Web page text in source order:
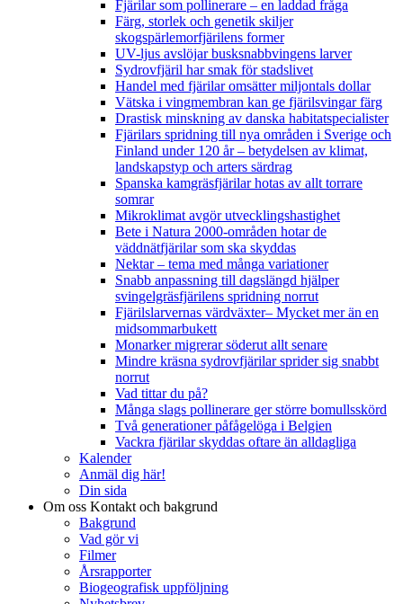
Fjärilar som pollinerare – en laddad fråga
Färg, storlek och genetik skiljer
skogspärlemorfjärilens former
UV-ljus avslöjar busksnabbvingens larver
Sydrovfjäril har smak för stadslivet
Handel med fjärilar omsätter miljontals dollar
Vätska i vingmembran kan ge fjärilsvingar färg
Drastisk minskning av danska habitatspecialister
Fjärilars spridning till nya områden i Sverige och
Finland under 120 år– betydelsen av klimat,
landskapstyp och arters särdrag
Spanska kamgräsfjärilar hotas av allt torrare
somrar
Mikroklimat avgör utvecklingshastighet
Bete i Natura 2000-områden hotar de
väddnätfjärilar som ska skyddas
Nektar – tema med många variationer
Snabb anpassning till dagslängd hjälper
svingelgräsfjärilens spridning norrut
Fjärilslarvernas värdväxter– Mycket mer än en
midsommarbukett
Monarker migrerar söderut allt senare
Mindre kräsna sydrovfjärilar sprider sig snabbt
norrut
Vad tittar du på?
Många slags pollinerare ger större bomullsskörd
Två generationer påfågelöga i Belgien
Vackra fjärilar skyddas oftare än alldagliga
Kalender
Anmäl dig här!
Din sida
Om oss Kontakt och bakgrund
Bakgrund
Vad gör vi
Filmer
Årsrapporter
Biogeografisk uppföljning